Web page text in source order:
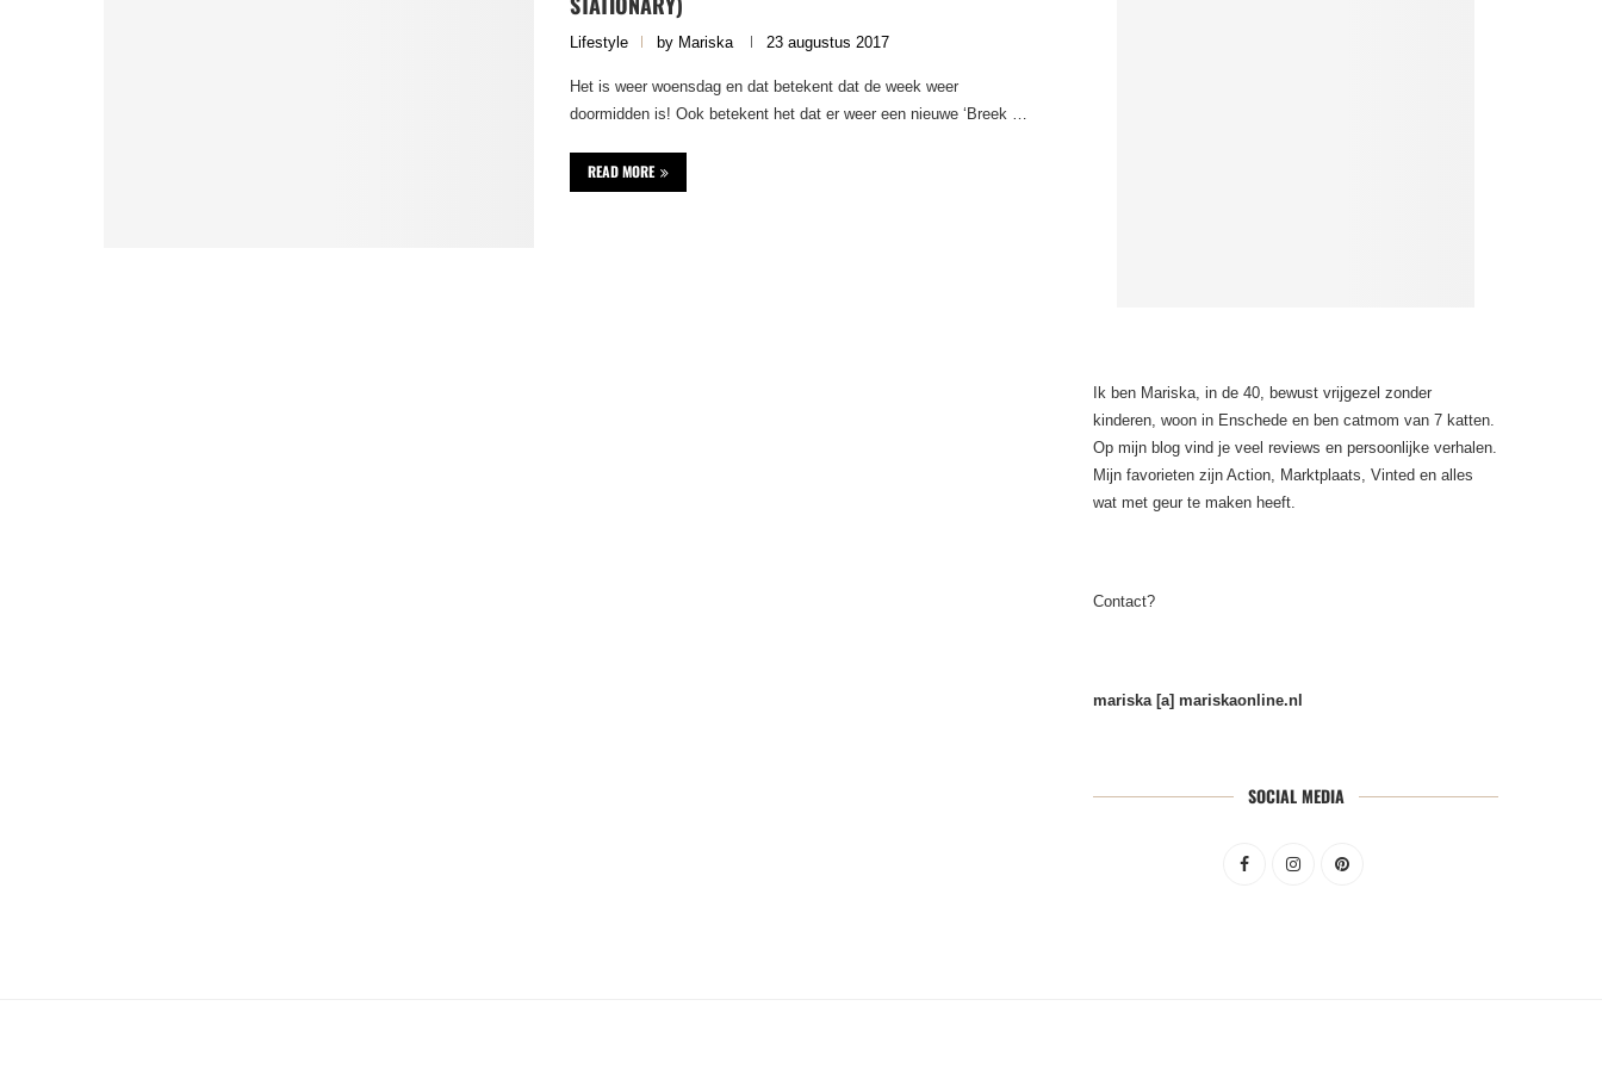
Lifestyle by Mariska 23 augustus 2017
Het is weer woensdag en dat betekent dat de week weer
doormidden is! Ook betekent het dat er weer een nieuwe ‘Breek …
READ MORE
Ik ben Mariska, in de 40, bewust vrijgezel zonder
kinderen, woon in Enschede en ben catmom van 7 katten.
Op mijn blog vind je veel reviews en persoonlijke verhalen.
Mijn favorieten zijn Action, Marktplaats, Vinted en alles
wat met geur te maken heeft.
Contact?
mariska [a] mariskaonline.nl
SOCIAL MEDIA